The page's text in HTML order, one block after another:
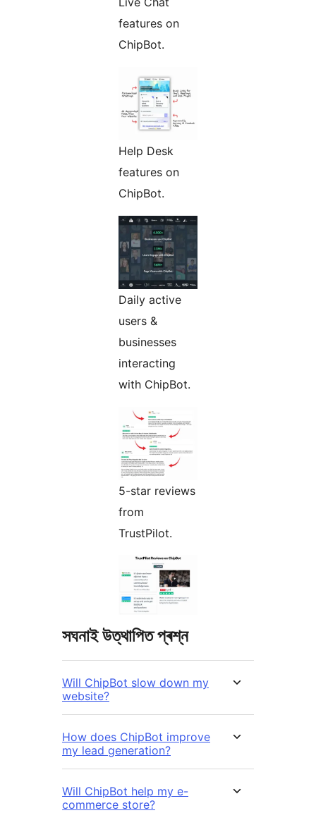
features on
ChipBot.
Help Desk
features on
ChipBot.
Daily active
users &
businesses
interacting
with ChipBot.
5-star reviews
from
TrustPilot.
সঘনাই উত্থাপিত প্ৰশ্ন
Will ChipBot slow down my
website?
How does ChipBot improve
my lead generation?
Will ChipBot help my e-
commerce store?